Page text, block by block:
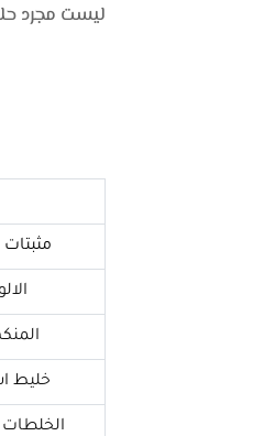
ليست مجرد
مثبتات
خليط
الخلطات